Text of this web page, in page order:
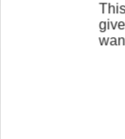
Trouvez
Créateurs,